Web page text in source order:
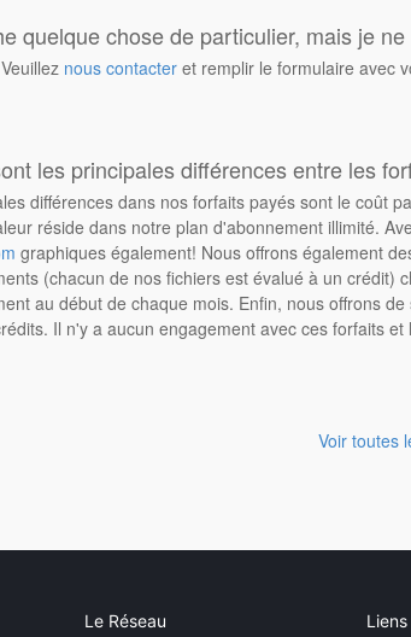
quelque chose de particulier, mais je
nous contacter et remplir le formulaire avec
les principales différences entre les
différences dans nos forfaits payés sont le coût
réside dans notre plan d'abonnement illimité.
graphiques également! Nous offrons également
(chacun de nos fichiers est évalué à un crédit)
au début de chaque mois. Enfin, nous offrons
Il n'y a aucun engagement avec ces forfaits et
Voir toutes
Le Réseau